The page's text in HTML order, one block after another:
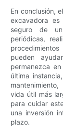
En conclusión,
excavadora
seguro de
periódicas,
pueden
permanezca
última
vida útil más
para cuidar
una inversión
plazo.